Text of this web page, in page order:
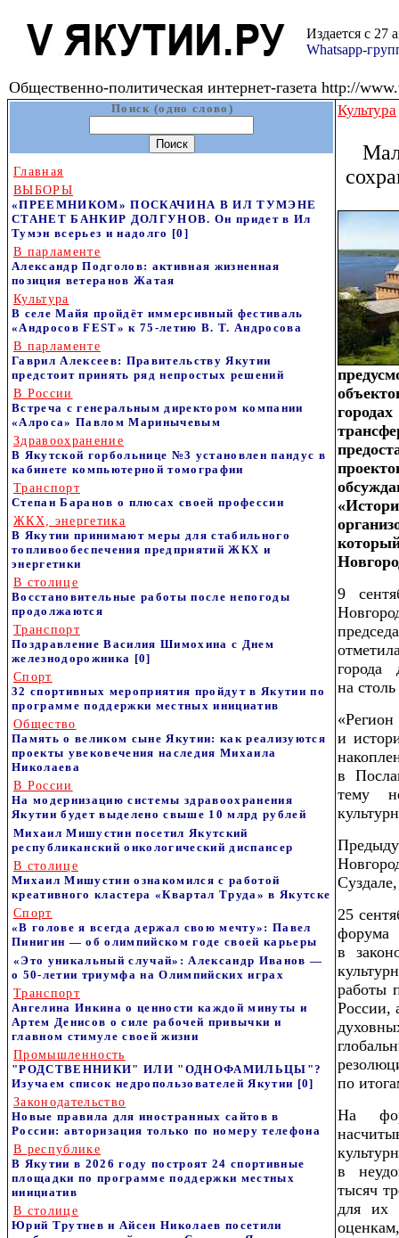
Издается с 27
Whatsapp-
Общественно-политическая интернет-газета http://
Поиск (одно слово)
Главная
ВЫБОРЫ
«ПРЕЕМНИКОМ» ПОСКАЧИНА В ИЛ ТУМЭНЕ
СТАНЕТ БАНКИР ДОЛГУНОВ. Он придет в Ил
Тумэн всерьез и надолго [0]
В парламенте
Александр Подголов: активная жизненная
позиция ветеранов Жатая
Культура
В селе Майя пройдёт иммерсивный фестиваль
«Андросов FEST» к 75‑летию В. Т. Андросова
В парламенте
Гаврил Алексеев: Правительству Якутии
предстоит принять ряд непростых решений
В России
Встреча с генеральным директором компании
«Алроса» Павлом Маринычевым
Здравоохранение
В Якутской горбольнице №3 установлен пандус в
кабинете компьютерной томографии
Транспорт
Степан Баранов о плюсах своей профессии
ЖКХ, энергетика
В Якутии принимают меры для стабильного
топливообеспечения предприятий ЖКХ и
энергетики
В столице
Восстановительные работы после непогоды
продолжаются
Транспорт
Поздравление Василия Шимохина с Днем
железнодорожника [0]
Спорт
32 спортивных мероприятия пройдут в Якутии по
программе поддержки местных инициатив
Общество
Память о великом сыне Якутии: как реализуются
проекты увековечения наследия Михаила
Николаева
В России
На модернизацию системы здравоохранения
Якутии будет выделено свыше 10 млрд рублей
Михаил Мишустин посетил Якутский
республиканский онкологический диспансер
В столице
Михаил Мишустин ознакомился с работой
креативного кластера «Квартал Труда» в Якутске
Спорт
«В голове я всегда держал свою мечту»: Павел
Пинигин — об олимпийском годе своей карьеры
«Это уникальный случай»: Александр Иванов —
о 50-летии триумфа на Олимпийских играх
Транспорт
Ангелина Инкина о ценности каждой минуты и
Артем Денисов о силе рабочей привычки и
главном стимуле своей жизни
Промышленность
"РОДСТВЕННИКИ" ИЛИ "ОДНОФАМИЛЬЦЫ"?
Изучаем список недропользователей Якутии [0]
Законодательство
Новые правила для иностранных сайтов в
России: авторизация только по номеру телефона
В республике
В Якутии в 2026 году построят 24 спортивные
площадки по программе поддержки местных
инициатив
В столице
Юрий Трутнев и Айсен Николаев посетили
Культура
9
города
на
и
в
тему
25
в
работы
России,
по
На
в
тысяч
для их